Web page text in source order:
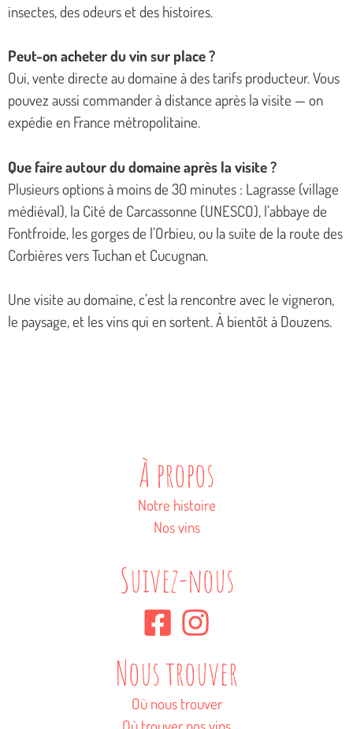
insectes, des odeurs et des histoires.
Peut-on acheter du vin sur place ?
Oui, vente directe au domaine à des tarifs producteur. Vous
pouvez aussi commander à distance après la visite — on
expédie en France métropolitaine.
Que faire autour du domaine après la visite ?
Plusieurs options à moins de 30 minutes : Lagrasse (village
médiéval), la Cité de Carcassonne (UNESCO), l’abbaye de
Fontfroide, les gorges de l’Orbieu, ou la suite de la route des
Corbières vers Tuchan et Cucugnan.
Une visite au domaine, c’est la rencontre avec le vigneron,
le paysage, et les vins qui en sortent. À bientôt à Douzens.
À propos
Notre histoire
Nos vins
Suivez-nous
Nous trouver
Où nous trouver